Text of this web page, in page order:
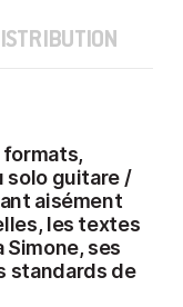
formats,
solo guitare /
aisément
les textes
Simone, ses
standards de